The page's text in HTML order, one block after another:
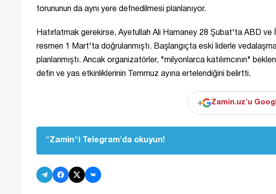
torununun da aynı yere defnedilmesi planlanıyor.
Hatırlatmak gerekirse, Ayetullah Ali Hamaney 28 Şubat'ta ABD ve
resmen 1 Mart'ta doğrulanmıştı. Başlangıçta eski liderle
planlanmıştı. Ancak organizatörler, "milyonlarca katılımcının"
defin ve yas etkinliklerinin Temmuz ayına ertelendiğini belirtti.
+ Zamin.uz'u
"Zamin"i Telegram'da okuyun!